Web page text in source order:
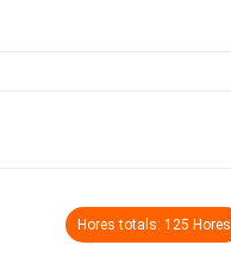
Hores totals: 125 Hores